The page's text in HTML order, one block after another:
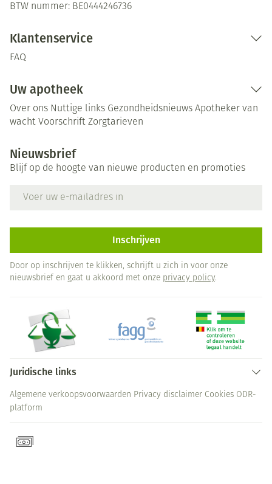
BTW nummer: BE0444246736
Klantenservice
FAQ
Uw apotheek
Over ons Nuttige links Gezondheidsnieuws Apotheker van
wacht Voorschrift Zorgtarieven
Nieuwsbrief
Blijf op de hoogte van nieuwe producten en promoties
Inschrijven
Door op inschrijven te klikken, schrijft u zich in voor onze
nieuwsbrief en gaat u akkoord met onze privacy policy.
Juridische links
Algemene verkoopsvoorwaarden Privacy disclaimer Cookies ODR-
platform